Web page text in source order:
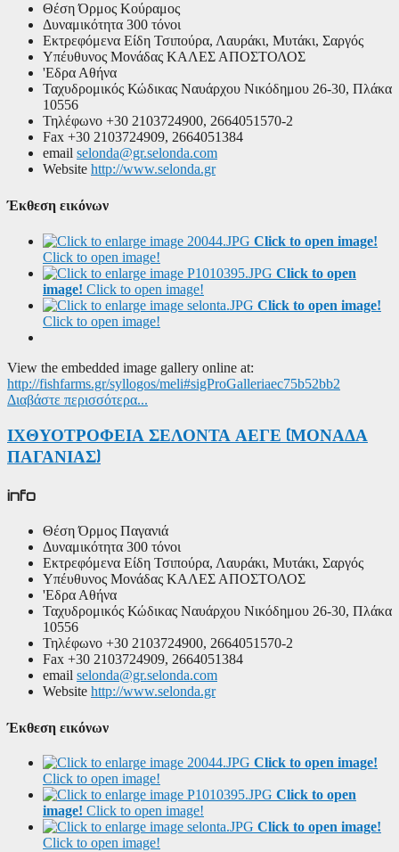
Θέση Όρμος Κούραμος
Δυναμικότητα 300 τόνοι
Εκτρεφόμενα Είδη Τσιπούρα, Λαυράκι, Μυτάκι, Σαργός
Υπέυθυνος Μονάδας ΚΑΛΕΣ ΑΠΟΣΤΟΛΟΣ
'Εδρα Αθήνα
Ταχυδρομικός Κώδικας Ναυάρχου Νικόδημου 26-30, Πλάκα
10556
Τηλέφωνο +30 2103724900, 2664051570-2
Fax +30 2103724909, 2664051384
email selonda@gr.selonda.com
Website http://www.selonda.gr
Έκθεση εικόνων
Click to open image!
Click to open image!
Click to open
image! Click to open image!
Click to open image!
Click to open image!
View the embedded image gallery online at:
http://fishfarms.gr/syllogos/meli#sigProGalleriaec75b52bb2
Διαβάστε περισσότερα...
ΙΧΘΥΟΤΡΟΦΕΙΑ ΣΕΛΟΝΤΑ ΑΕΓΕ (ΜΟΝΑΔΑ
ΠΑΓΑΝΙΑΣ)
info
Θέση Όρμος Παγανιά
Δυναμικότητα 300 τόνοι
Εκτρεφόμενα Είδη Τσιπούρα, Λαυράκι, Μυτάκι, Σαργός
Υπέυθυνος Μονάδας ΚΑΛΕΣ ΑΠΟΣΤΟΛΟΣ
'Εδρα Αθήνα
Ταχυδρομικός Κώδικας Ναυάρχου Νικόδημου 26-30, Πλάκα
10556
Τηλέφωνο +30 2103724900, 2664051570-2
Fax +30 2103724909, 2664051384
email selonda@gr.selonda.com
Website http://www.selonda.gr
Έκθεση εικόνων
Click to open image!
Click to open image!
Click to open
image! Click to open image!
Click to open image!
Click to open image!